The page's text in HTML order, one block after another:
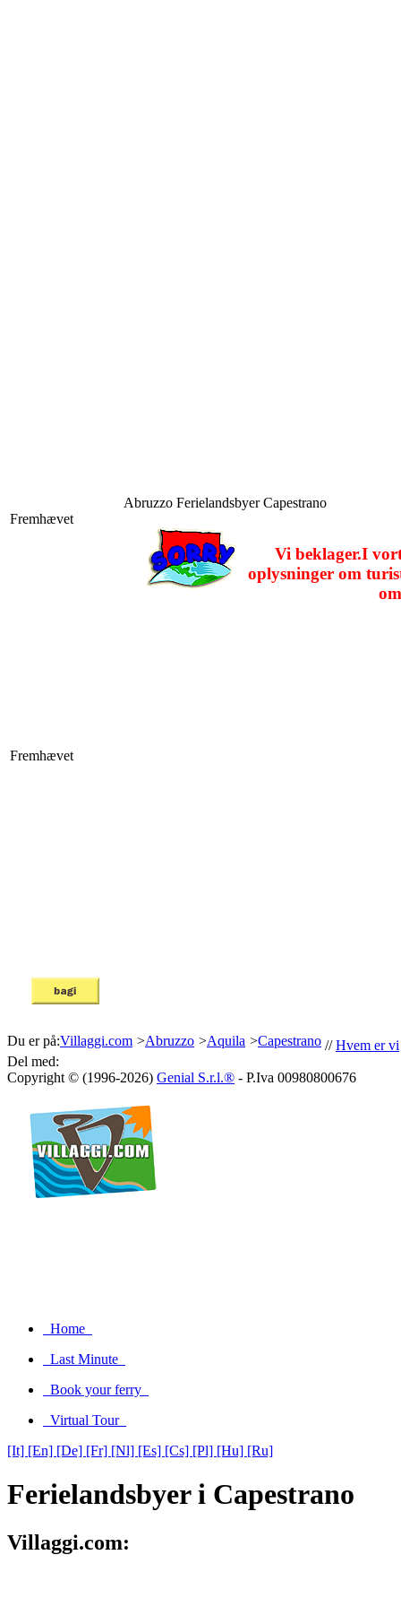
Fremhævet
Fremhævet
Abruzzo Ferielandsbyer Capestrano
Vi beklager.I
oplysninger om
Du er på:Villaggi.com >Abruzzo >Aquila >Capestrano //Hvem er vi
Del med:
Copyright © (1996-2026) Genial S.r.l.® - P.Iva 00980800676
Home
Last Minute
Book your ferry
Virtual Tour
[It] [En] [De] [Fr] [Nl] [Es] [Cs] [Pl] [Hu] [Ru]
Ferielandsbyer i Capestrano
Villaggi.com: